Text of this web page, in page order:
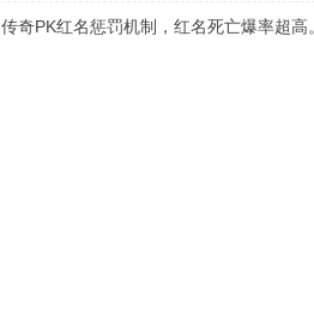
传奇PK红名惩罚机制，红名死亡爆率超高